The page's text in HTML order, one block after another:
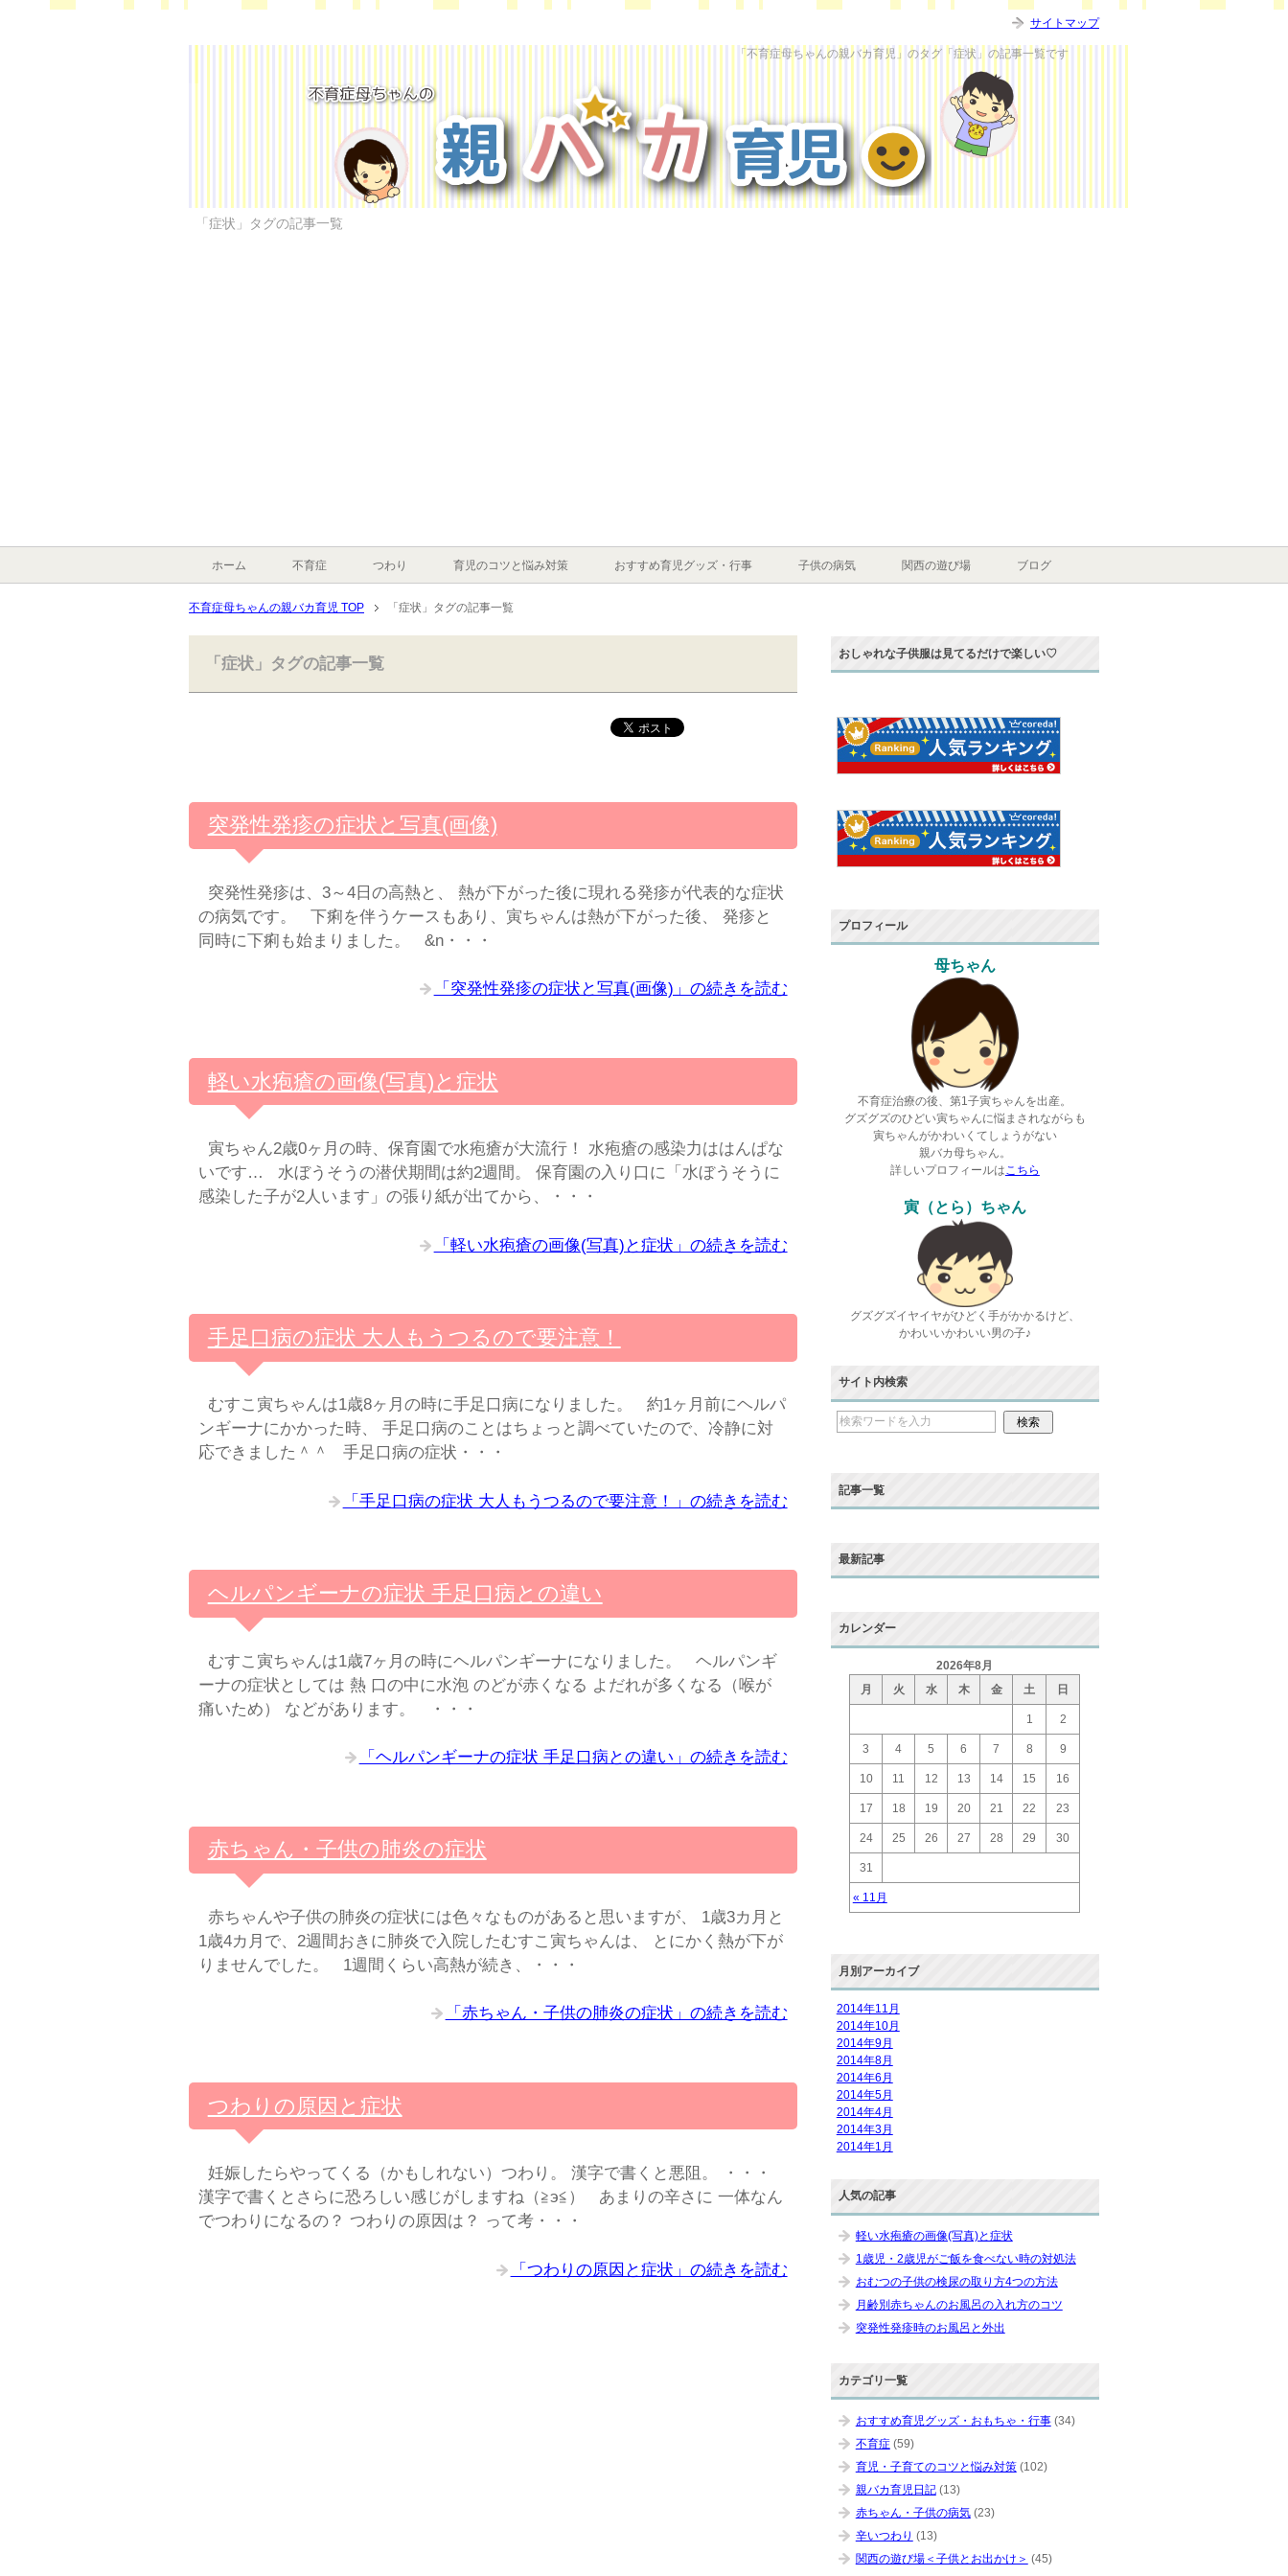
「症状」タグの記事一覧
「不育症母ちゃんの親バカ育児」のタグ「症状」の記事一覧です
ホーム 不育症 つわり 育児のコツと悩み対策 おすすめ育児グッズ・行事 子供の病気 関西の遊び場 ブログ
不育症母ちゃんの親バカ育児 TOP 「症状」タグの記事一覧
「症状」タグの記事一覧
突発性発疹の症状と写真(画像)
突発性発疹は、3～4日の高熱と、 熱が下がった後に現れる発疹が代表的な症状
の病気です。 下痢を伴うケースもあり、寅ちゃんは熱が下がった後、 発疹と
同時に下痢も始まりました。 &n・・・
「突発性発疹の症状と写真(画像)」の続きを読む
軽い水疱瘡の画像(写真)と症状
寅ちゃん2歳0ヶ月の時、保育園で水疱瘡が大流行！ 水疱瘡の感染力ははんぱな
いです… 水ぼうそうの潜伏期間は約2週間。 保育園の入り口に「水ぼうそうに
感染した子が2人います」の張り紙が出てから、・・・
「軽い水疱瘡の画像(写真)と症状」の続きを読む
手足口病の症状 大人もうつるので要注意！
むすこ寅ちゃんは1歳8ヶ月の時に手足口病になりました。 約1ヶ月前にヘルパ
ンギーナにかかった時、 手足口病のことはちょっと調べていたので、冷静に対
応できました＾＾ 手足口病の症状・・・
「手足口病の症状 大人もうつるので要注意！」の続きを読む
ヘルパンギーナの症状 手足口病との違い
むすこ寅ちゃんは1歳7ヶ月の時にヘルパンギーナになりました。 ヘルパンギ
ーナの症状としては 熱 口の中に水泡 のどが赤くなる よだれが多くなる（喉が
痛いため） などがあります。 ・・・
「ヘルパンギーナの症状 手足口病との違い」の続きを読む
赤ちゃん・子供の肺炎の症状
赤ちゃんや子供の肺炎の症状には色々なものがあると思いますが、 1歳3カ月と
1歳4カ月で、2週間おきに肺炎で入院したむすこ寅ちゃんは、 とにかく熱が下が
りませんでした。 1週間くらい高熱が続き、・・・
「赤ちゃん・子供の肺炎の症状」の続きを読む
つわりの原因と症状
妊娠したらやってくる（かもしれない）つわり。 漢字で書くと悪阻。 ・・・
漢字で書くとさらに恐ろしい感じがしますね（≧э≦） あまりの辛さに 一体なん
でつわりになるの？ つわりの原因は？ って考・・・
「つわりの原因と症状」の続きを読む
おしゃれな子供服は見てるだけで楽しい♡
プロフィール
母ちゃん
不育症治療の後、第1子寅ちゃんを出産。
グズグズのひどい寅ちゃんに悩まされながらも
寅ちゃんがかわいくてしょうがない
親バカ母ちゃん。
詳しいプロフィールはこちら
寅（とら）ちゃん
グズグズイヤイヤがひどく手がかかるけど、
かわいいかわいい男の子♪
サイト内検索
記事一覧
最新記事
カレンダー
2026年8月
月
火 水 木 金 土 日
« 11月
1 2
3 4 5 6 7 8 9
10 11 12 13 14 15 16
17 18 19 20 21 22 23
24 25 26 27 28 29 30
31
月別アーカイブ
2014年11月
2014年10月
2014年9月
2014年8月
2014年6月
2014年5月
2014年4月
2014年3月
2014年1月
人気の記事
軽い水疱瘡の画像(写真)と症状
1歳児・2歳児がご飯を食べない時の対処法
おむつの子供の検尿の取り方4つの方法
月齢別赤ちゃんのお風呂の入れ方のコツ
突発性発疹時のお風呂と外出
カテゴリ一覧
おすすめ育児グッズ・おもちゃ・行事(34)
不育症(59)
育児・子育てのコツと悩み対策(102)
親バカ育児日記(13)
赤ちゃん・子供の病気(23)
辛いつわり (13)
関西の遊び場＜子供とお出かけ＞ (45)
サイトマップ